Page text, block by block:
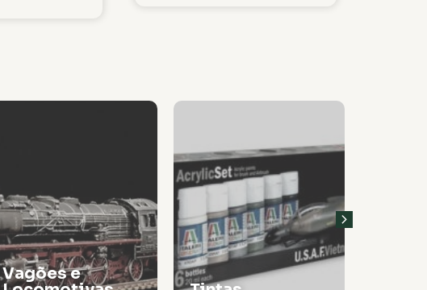
Vagões e